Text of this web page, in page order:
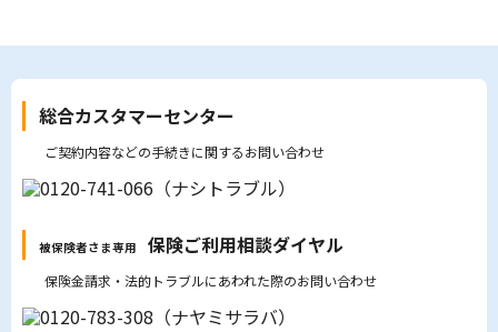
総合カスタマーセンター
ご契約内容などの手続きに関するお問い合わせ
被保険者さま専用 保険ご利用相談ダイヤル
保険金請求・法的トラブルにあわれた際のお問い合わせ